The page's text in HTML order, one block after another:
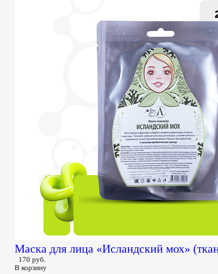
Маска для лица «Исландский мох»
170 руб.
В корзину